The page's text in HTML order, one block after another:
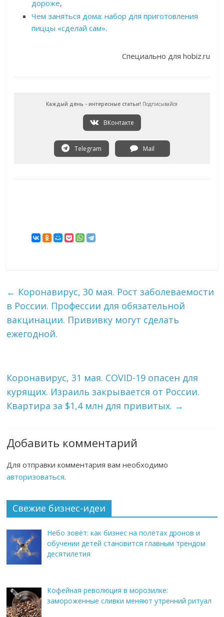
дороже,
Чем заняться дома: набор для приготовления
пиццы «сделай сам».
Специально для hobiz.ru
Каждый день - интересные статьи! Подписывайся
ВКонтакте
Telegram Mail
← Коронавирус, 30 мая. Рост заболеваемости
в России. Профессии для обязательной
вакцинации. Прививку могут сделать
ежегодной.
Коронавирус, 31 мая. COVID-19 опасен для
курящих. Израиль закрывается от России.
Квартира за $1,4 млн для привитых. →
Добавить комментарий
Для отправки комментария вам необходимо
авторизоваться.
Свежие бизнес-идеи
Небо зовёт: как бизнес на полётах дронов и
обучении детей становится главным трендом
десятилетия
Кофейная революция в морозилке:
замороженные сливки меняют утренний ритуал